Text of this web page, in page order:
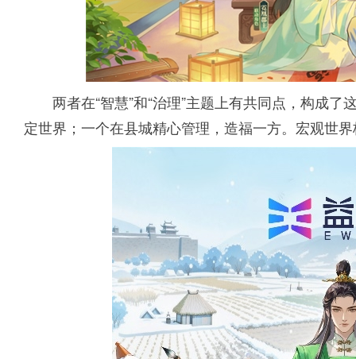
两者在“智慧”和“治理”主题上有共同点，构成
定世界；一个在县城精心管理，造福一方。宏观世